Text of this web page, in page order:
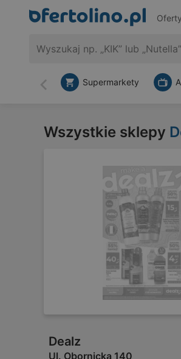
Wstecz
Supermarkety
Wszystkie sklepy
Dealz
Ul. Obornicka 140